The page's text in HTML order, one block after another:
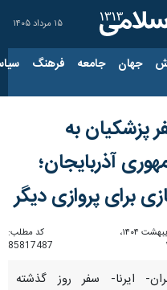
۱۵ مرداد ۱۴۰۵
جهان جامعه فرهنگ
پزشکیان به
آذربایجان؛
برای پروازی دیگر
۹ اردیبهشت ۱۴۰۴،
کد مطلب:
85817487
ایرنا- سفر روز گذشته